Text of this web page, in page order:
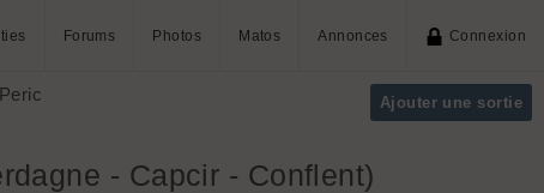
Forums Photos Matos Annonces Connexion
Ajouter une sortie
- Capcir - Conflent)